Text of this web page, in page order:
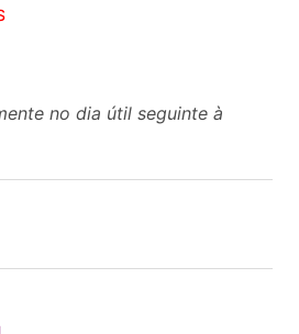
no dia útil seguinte à